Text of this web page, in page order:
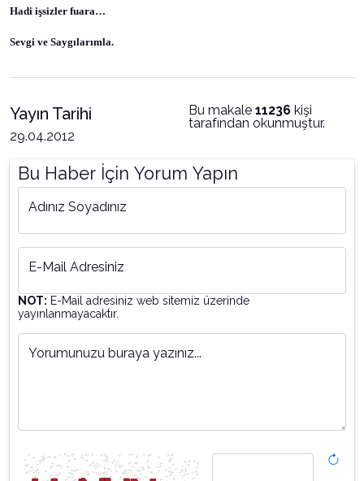
Hadi işsizler fuara…
Sevgi ve Saygılarımla.
Yayın Tarihi
29.04.2012
Bu makale 11236 kişi
tarafından okunmuştur.
Bu Haber İçin Yorum Yapın
Adınız Soyadınız
E-Mail Adresiniz
NOT: E-Mail adresiniz web sitemiz üzerinde
yayınlanmayacaktır.
Yorumunuzu buraya yazınız...